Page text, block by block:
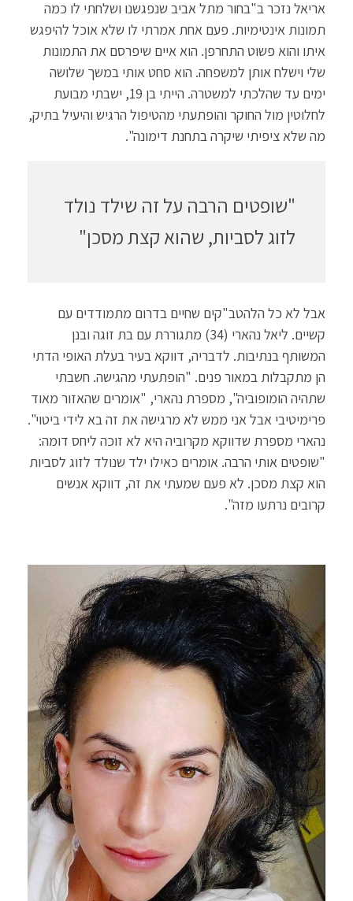
אריאל נזכר ב"בחור מתל אביב שנפגשנו ושלחתי לו כמה
תמונות אינטימיות. פעם אחת אמרתי לו שלא אוכל להיפגש
איתו והוא פשוט התחרפן. הוא איים שיפרסם את התמונות
שלי וישלח אותן למשפחה. הוא סחט אותי במשך שלושה
ימים עד שהלכתי למשטרה. הייתי בן 19, ישבתי מבועת
לחלוטין מול החוקר והופתעתי מהטיפול הרגיש והיעיל בתיק,
מה שלא ציפיתי שיקרה בתחנת דימונה".
"שופטים הרבה על זה שילד נולד
לזוג לסביות, שהוא קצת מסכן"
אבל לא כל הלהטב"קים שחיים בדרום מתמודדים עם
קשיים. ליאל נהארי (34) מתגוררת עם בת זוגה ובנן
המשותף בנתיבות. לדבריה, דווקא בעיר בעלת האופי הדתי
הן מתקבלות במאור פנים. "הופתעתי מהגישה. חשבתי
שתהיה הומופוביה", מספרת נהארי, "אומרים שהאזור מאוד
פרימיטיבי אבל אני ממש לא מרגישה את זה בא לידי ביטוי".
נהארי מספרת שדווקא מקרוביה היא לא זוכה ליחס דומה:
"שופטים אותי הרבה. אומרים כאילו ילד שנולד לזוג לסביות
הוא קצת מסכן. לא פעם שמעתי את זה, דווקא אנשים
קרובים נרתעו מזה".